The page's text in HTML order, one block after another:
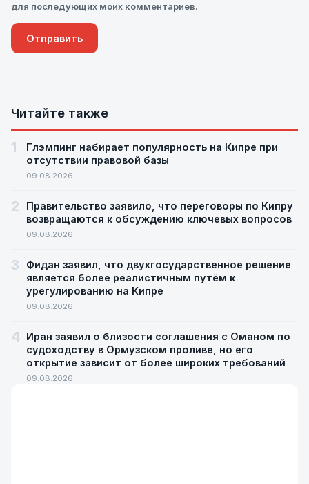
для последующих моих комментариев.
Читайте также
1
Глэмпинг набирает популярность на Кипре при
отсутствии правовой базы
09.08.2026
2
Правительство заявило, что переговоры по Кипру
возвращаются к обсуждению ключевых вопросов
09.08.2026
3
Фидан заявил, что двухгосударственное решение
является более реалистичным путём к
урегулированию на Кипре
09.08.2026
4
Иран заявил о близости соглашения с Оманом по
судоходству в Ормузском проливе, но его
открытие зависит от более широких требований
09.08.2026